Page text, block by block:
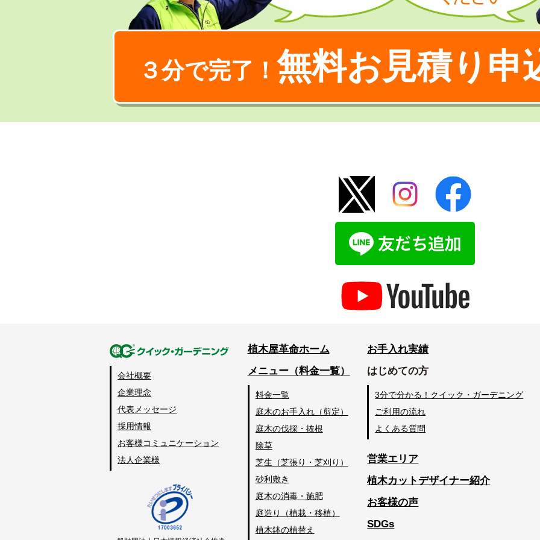
３分で完了！ 無料お見積り申
会社概要
企業理念
代表メッセージ
採用情報
お客様コミュニケーション
法人企業様
植木屋革命ホーム
メニュー（料金一覧）
料金一覧
庭木のお手入れ（剪定）
庭木の伐採・抜根
除草
芝生（芝張り・芝刈り）
砂利敷き
庭木の消毒・施肥
庭造り（植栽・移植）
植木鉢の植替え
お手入れ実績
はじめての方
3分で分かる！クイック・ガーデニング
ご利用の流れ
よくある質問
営業エリア
植木カットデザイナー紹介
お客様の声
SDGs